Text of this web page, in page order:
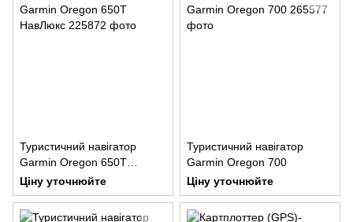
Туристичний навігатор
Garmin Oregon 650T
НавЛюкс
Ціну уточнюйте
Туристичний навігатор
Garmin Oregon 700
Ціну уточнюйте